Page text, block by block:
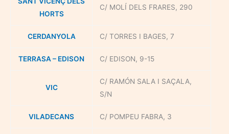
HORTS
C/ MOLÍ DELS FRARES, 290
CERDANYOLA C/ TORRES I BAGES, 7
TERRASA – EDISON C/ EDISON, 9-15
VIC
C/ RAMÓN SALA I SAÇALA,
S/N
VILADECANS C/ POMPEU FABRA, 3